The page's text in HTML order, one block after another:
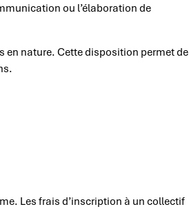
ou l’élaboration de
en nature. Cette disposition permet de
Les frais d’inscription à un collectif